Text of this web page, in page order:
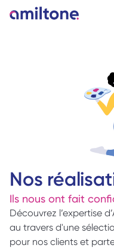
Nos
Ils nous ont fait
Découvrez l’expertise
au travers d'une
pour nos clients et